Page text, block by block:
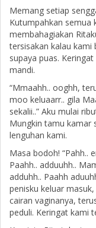
Memang setiap
Kutumpahkan semua
membahagiakan
tersisakan kalau kami
supaya puas.
mandi.
“Mmaahh.. ooghh,
moo keluaarr.. gila
sekalii..” Aku mulai
Mungkin tamu kamar
lenguhan kami.
Masa bodoh! “Pahh..
Paahh.. adduuhh..
adduhh.. Paahh
penisku keluar
cairan vaginanya,
peduli. Keringat kami